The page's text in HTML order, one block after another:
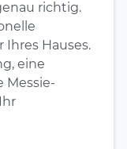
richtig.
Hauses.
eine
Messie-